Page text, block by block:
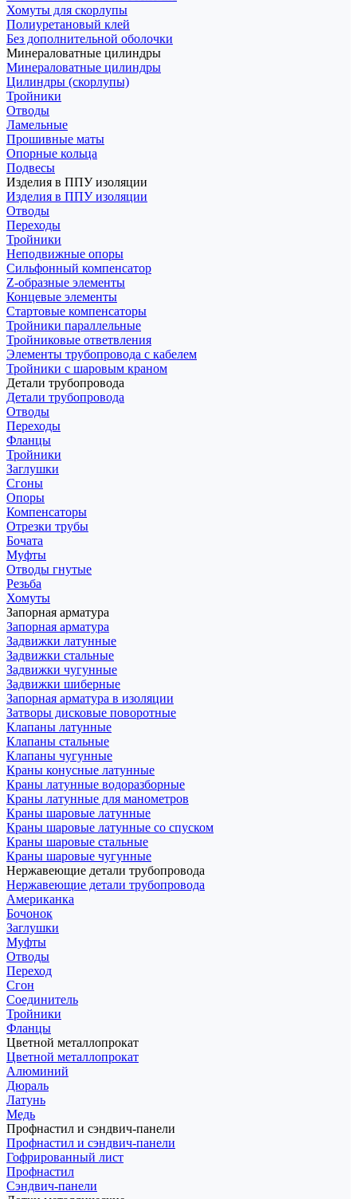
Хомуты для скорлупы
Полиуретановый клей
Без дополнительной оболочки
Минераловатные цилиндры
Минераловатные цилиндры
Цилиндры (скорлупы)
Тройники
Отводы
Ламельные
Прошивные маты
Опорные кольца
Подвесы
Изделия в ППУ изоляции
Изделия в ППУ изоляции
Отводы
Переходы
Тройники
Неподвижные опоры
Cильфонный компенсатор
Z-образные элементы
Концевые элементы
Стартовые компенсаторы
Тройники параллельные
Тройниковые ответвления
Элементы трубопровода с кабелем
Тройники с шаровым краном
Детали трубопровода
Детали трубопровода
Отводы
Переходы
Фланцы
Тройники
Заглушки
Сгоны
Опоры
Компенсаторы
Отрезки трубы
Бочата
Муфты
Отводы гнутые
Резьба
Хомуты
Запорная арматура
Запорная арматура
Задвижки латунные
Задвижки стальные
Задвижки чугунные
Задвижки шиберные
Запорная арматура в изоляции
Затворы дисковые поворотные
Клапаны латунные
Клапаны стальные
Клапаны чугунные
Краны конусные латунные
Краны латунные водоразборные
Краны латунные для манометров
Краны шаровые латунные
Краны шаровые латунные со спуском
Краны шаровые стальные
Краны шаровые чугунные
Нержавеющие детали трубопровода
Нержавеющие детали трубопровода
Американка
Бочонок
Заглушки
Муфты
Отводы
Переход
Сгон
Соединитель
Тройники
Фланцы
Цветной металлопрокат
Цветной металлопрокат
Алюминий
Дюраль
Латунь
Медь
Профнастил и сэндвич-панели
Профнастил и сэндвич-панели
Гофрированный лист
Профнастил
Сэндвич-панели